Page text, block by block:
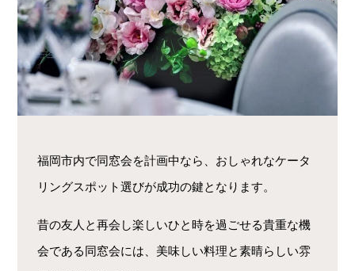
福岡市内で同窓会を計画中なら、おしゃれなケータ
リングスポット選びが成功の鍵となります。
昔の友人と再会し楽しいひと時を過ごせる貴重な機
会である同窓会には、美味しい料理と素晴らしい雰